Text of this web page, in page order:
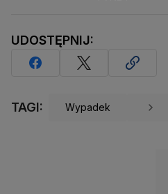
UDOSTĘPNIJ:
TAGI: Wypadek